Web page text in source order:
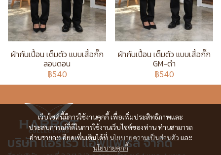
ผ้ากันเปื้อน เต็มตัว แบบเสื้อกั๊ก
ลอนดอน
฿540
ผ้ากันเปื้อน เต็มตัว แบบเสื้อกั๊ก
GM-ดำ
฿540
เว็บไซต์นี้มีการใช้งานคุกกี้ เพื่อเพิ่มประสิทธิภาพและ
ประสบการณ์ที่ดีในการใช้งานเว็บไซต์ของท่าน ท่านสามารถ
อ่านรายละเอียดเพิ่มเติมได้ที่ นโยบายความเป็นส่วนตัว และ
นโยบายคุกกี้
บริษัท แอร์โรว์ แอพแพเรล จำกัด